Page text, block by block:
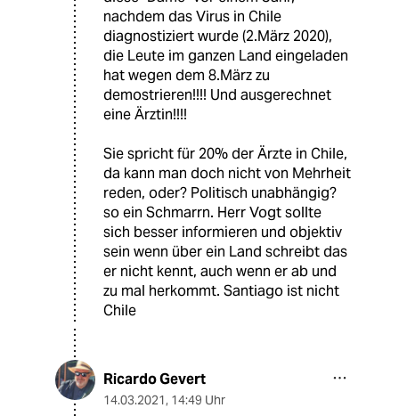
nachdem das Virus in Chile
diagnostiziert wurde (2.März 2020),
die Leute im ganzen Land eingeladen
hat wegen dem 8.März zu
demostrieren!!!! Und ausgerechnet
eine Ärztin!!!!
Sie spricht für 20% der Ärzte in Chile,
da kann man doch nicht von Mehrheit
reden, oder? Politisch unabhängig?
so ein Schmarrn. Herr Vogt sollte
sich besser informieren und objektiv
sein wenn über ein Land schreibt das
er nicht kennt, auch wenn er ab und
zu mal herkommt. Santiago ist nicht
Chile
Ricardo Gevert
14.03.2021, 14:49 Uhr